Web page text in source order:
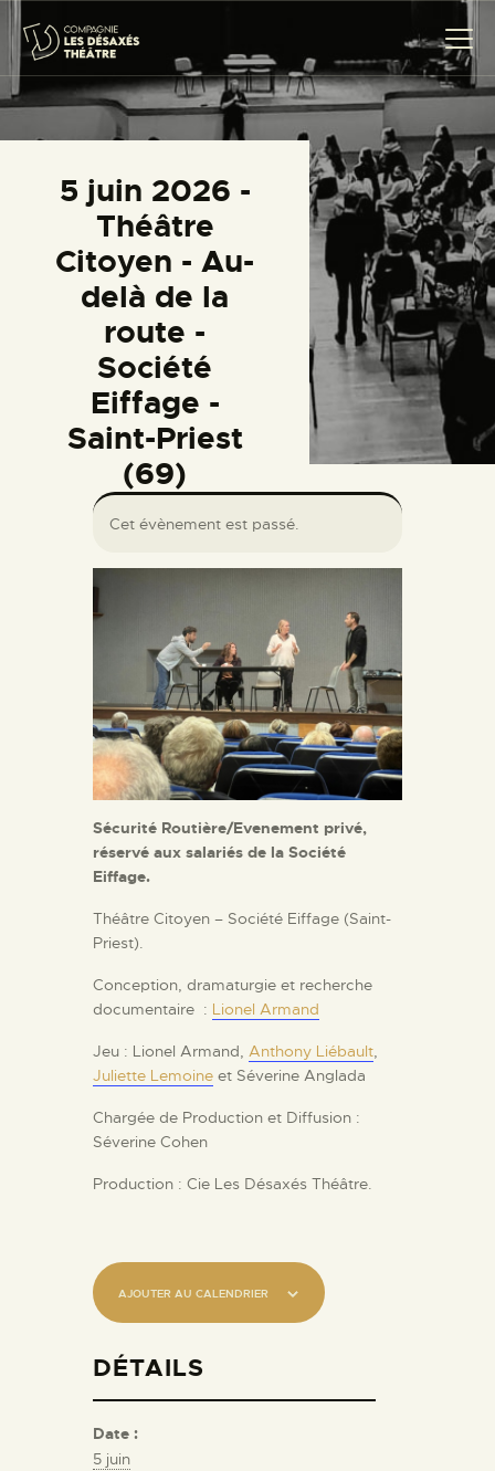
5 juin 2026 -
Théâtre
Citoyen - Au-
delà de la
route -
Société
Eiffage -
Saint-Priest
(69)
CRÉATIONS
THÉÂTRE CITOYEN
PROJETS SCOLAIRES
TRANSMISSION
ACTUALITÉS
AGENDA
CONTACT
Cet évènement est passé.
Sécurité Routière/Evenement privé,
réservé aux salariés de la Société
Eiffage.
Théâtre Citoyen – Société Eiffage (Saint-
Priest).
Conception, dramaturgie et recherche
documentaire : Lionel Armand
Jeu : Lionel Armand, Anthony Liébault,
Juliette Lemoine et Séverine Anglada
Chargée de Production et Diffusion :
Séverine Cohen
Production : Cie Les Désaxés Théâtre.
AJOUTER AU CALENDRIER
DÉTAILS
Date :
5 juin